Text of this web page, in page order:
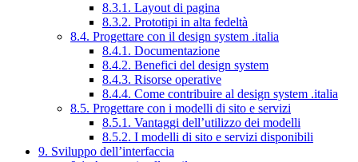
8.3.1. Layout di pagina
8.3.2. Prototipi in alta fedeltà
8.4. Progettare con il design system .italia
8.4.1. Documentazione
8.4.2. Benefici del design system
8.4.3. Risorse operative
8.4.4. Come contribuire al design system .italia
8.5. Progettare con i modelli di sito e servizi
8.5.1. Vantaggi dell’utilizzo dei modelli
8.5.2. I modelli di sito e servizi disponibili
9. Sviluppo dell’interfaccia